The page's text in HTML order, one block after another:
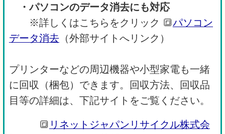
・パソコンのデータ消去にも対応
※詳しくはこちらをクリック 🔳パソコン
データ消去（外部サイトへリンク）
プリンターなどの周辺機器や小型家電も一緒
に回収（梱包）できます。回収方法、回収品
目等の詳細は、下記サイトをご覧ください。
🔳 リネットジャパンリサイクル株式会